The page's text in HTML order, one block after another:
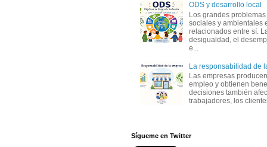
ODS y desarrollo local
Los grandes
sociales y ambientales
relacionados entre sí.
desigualdad, el
e...
La responsabilidad de
Las empresas
empleo y obtienen
decisiones también
trabajadores, los
Sígueme en Twitter